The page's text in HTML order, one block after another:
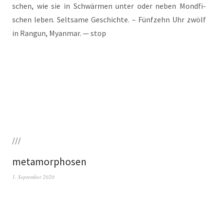
schen, wie sie in Schwär­men unter oder neben Mond­fi­
schen leben. Selt­sa­me Geschich­te. – Fünf­zehn Uhr zwölf
in Ran­gun, Myan­mar. — stop
///
metamorphosen
1. September 2020